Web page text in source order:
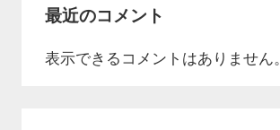
最近のコメント
表示できるコメントはありません。